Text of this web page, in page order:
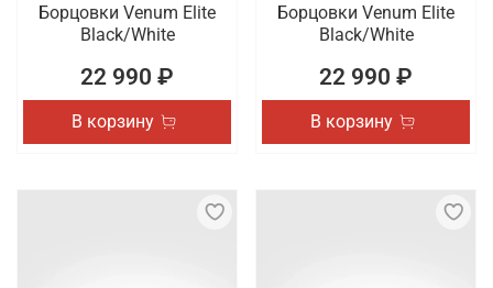
Борцовки Venum Elite
Black/White
22 990 ₽
В корзину
Борцовки Venum Elite
Black/White
22 990 ₽
В корзину